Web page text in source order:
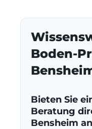
Boden-
Bieten Sie
Beratung
Bensheim